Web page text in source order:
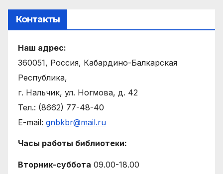
Контакты
Наш адрес:
360051, Россия, Кабардино-Балкарская
Республика,
г. Нальчик, ул. Ногмова, д. 42
Тел.: (8662) 77-48-40
E-mail: gnbkbr@mail.ru
Часы работы библиотеки:
Вторник-суббота 09.00-18.00